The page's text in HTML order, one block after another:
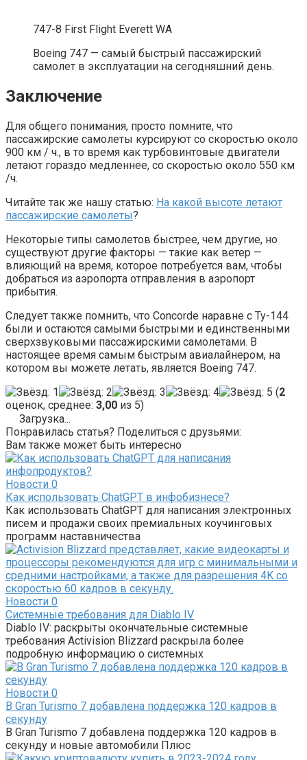
747-8 First Flight Everett WA
Boeing 747 — самый быстрый пассажирский
самолет в эксплуатации на сегодняшний день.
Заключение
Для общего понимания, просто помните, что
пассажирские самолеты курсируют со скоростью около
900 км / ч., в то время как турбовинтовые двигатели
летают гораздо медленнее, со скоростью около 550 км
/ч.
Читайте так же нашу статью: На какой высоте летают
пассажирские самолеты?
Некоторые типы самолетов быстрее, чем другие, но
существуют другие факторы — такие как ветер —
влияющий на время, которое потребуется вам, чтобы
добраться из аэропорта отправления в аэропорт
прибытия.
Следует также помнить, что Concorde наравне с Ту-144
были и остаются самыми быстрыми и единственными
сверхзвуковыми пассажирскими самолетами. В
настоящее время самым быстрым авиалайнером, на
котором вы можете летать, является Boeing 747.
(2
оценок, среднее: 3,00 из 5)
Загрузка...
Понравилась статья? Поделиться с друзьями:
Вам также может быть интересно
Новости 0
Как использовать ChatGPT в инфобизнесе?
Как использовать ChatGPT для написания электронных
писем и продажи своих премиальных коучинговых
программ наставничества
Новости 0
Системные требования для Diablo IV
Diablo IV: раскрыты окончательные системные
требования Activision Blizzard раскрыла более
подробную информацию о системных
Новости 0
В Gran Turismo 7 добавлена ​​поддержка 120 кадров в
секунду
В Gran Turismo 7 добавлена ​​поддержка 120 кадров в
секунду и новые автомобили Плюс